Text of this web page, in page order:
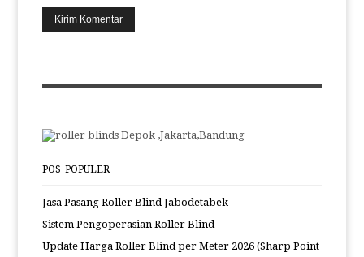
POS POPULER
Jasa Pasang Roller Blind Jabodetabek
Sistem Pengoperasian Roller Blind
Update Harga Roller Blind per Meter 2026 (Sharp Point